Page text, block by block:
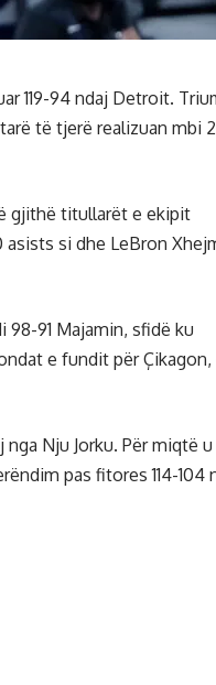
119-94 ndaj Detroit.
të tjerë realizuan mbi
gjithë titullarët e ekipit
asists si dhe LeBron
91 Majamin, sfidë ku
e fundit për Çikagon,
nga Nju Jorku. Për miqtë
pas fitores 114-104